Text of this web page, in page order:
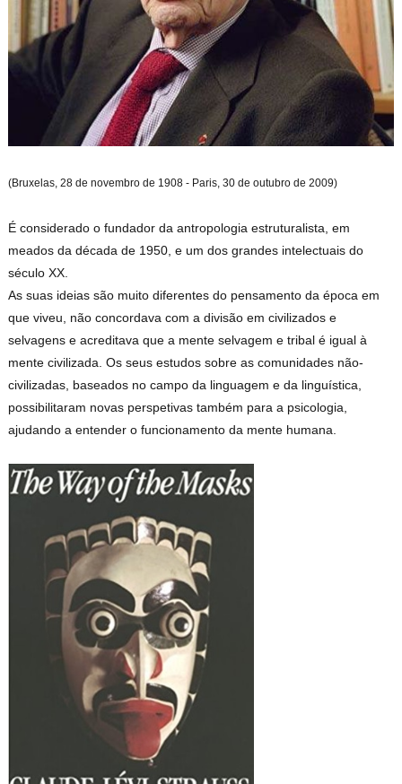
(Bruxelas, 28 de novembro de 1908 - Paris, 30 de outubro de 2009)
É considerado o fundador da antropologia estruturalista, em
meados da década de 1950, e um dos grandes intelectuais do
século XX.
As suas ideias são muito diferentes do pensamento da época em
que viveu, não concordava com a divisão em civilizados e
selvagens e acreditava que a mente selvagem e tribal é igual à
mente civilizada. Os seus estudos sobre as comunidades não-
civilizadas, baseados no campo da linguagem e da linguística,
possibilitaram novas perspetivas também para a psicologia,
ajudando a entender o funcionamento da mente humana.